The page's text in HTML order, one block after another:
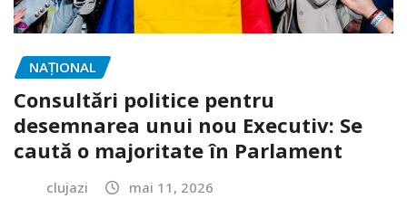
NAŢIONAL
Consultări politice pentru
desemnarea unui nou Executiv: Se
caută o majoritate în Parlament
clujazi mai 11, 2026